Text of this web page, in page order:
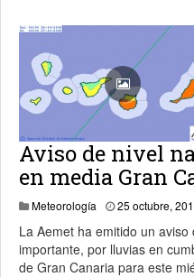
Aviso de nivel
en media Gran
Meteorología 25 octubre,
La Aemet ha emitido un
importante, por lluvias en
de Gran Canaria para este